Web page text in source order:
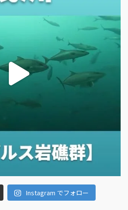
Instagram でフォロー